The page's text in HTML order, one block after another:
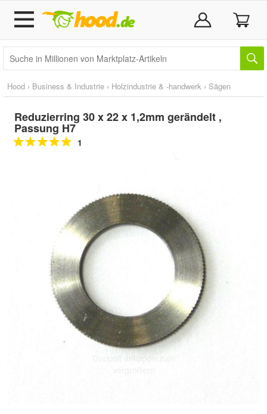
Hood › Business & Industrie › Holzindustrie & -handwerk › Sägen
Reduzierring 30 x 22 x 1,2mm gerändelt ,
Passung H7
1
Doppelt antippen zum